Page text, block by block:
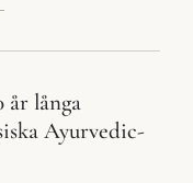
år långa
Ayurvedic-